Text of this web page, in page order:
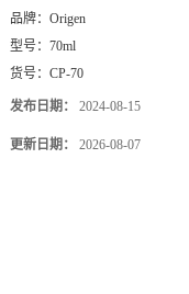
品牌： Origen
型号： 70ml
货号： CP-70
发布日期： 2024-08-15
更新日期： 2026-08-07